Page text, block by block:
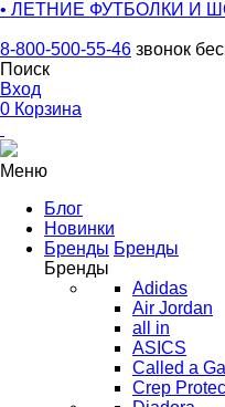
• ЛЕТНИЕ ФУТБОЛКИ И
8-800-500-55-46 звонок
Поиск
Вход
0 Корзина
Меню
Блог
Новинки
Бренды Бренды
Бренды
Adidas
Air Jordan
all in
ASICS
Called a
Crep